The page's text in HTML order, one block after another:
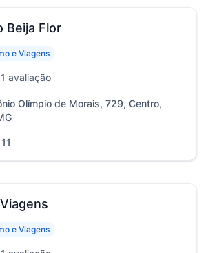
Beija Flor
e Viagens
1 avaliação
Olímpio de Morais, 729, Centro,
e Viagens